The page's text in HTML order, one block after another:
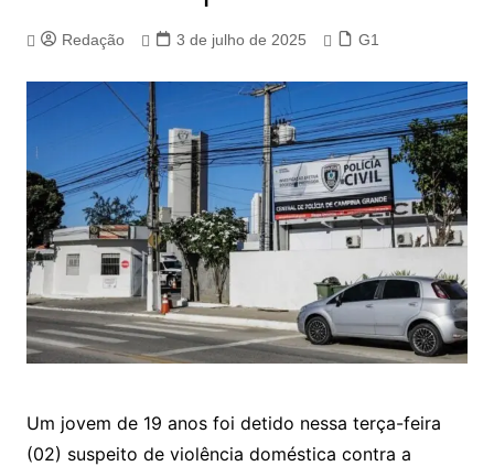
Redação 3 de julho de 2025 G1
Um jovem de 19 anos foi detido nessa terça-feira
(02) suspeito de violência doméstica contra a